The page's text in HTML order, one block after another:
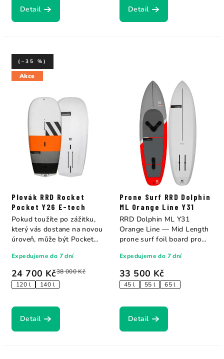
Detail Detail
Akce
Plovák RRD Rocket
Pocket Y26 E-tech
24 700 Kč38 000 Kč
(–35 %)
120 l 140 l
Expedujeme do 7 dní
Detail
Pokud toužíte po zážitku,
který vás dostane na novou
úroveň, může být Pocket
Prone Surf RRD Dolphin
ML Orange Line Y31
33 500 Kč
45 l 55 l 65 l
Expedujeme do 7 dní
Detail
RRD Dolphin ML Y31
Orange Line — Mid Length
prone surf foil board pro